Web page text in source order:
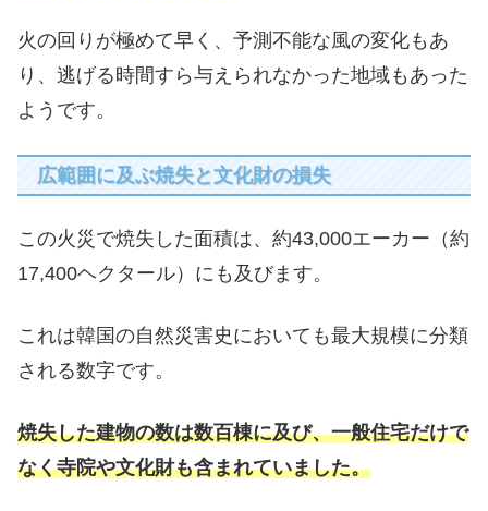
火の回りが極めて早く、予測不能な風の変化もあ
り、逃げる時間すら与えられなかった地域もあった
ようです。
広範囲に及ぶ焼失と文化財の損失
この火災で焼失した面積は、約43,000エーカー（約
17,400ヘクタール）にも及びます。
これは韓国の自然災害史においても最大規模に分類
される数字です。
焼失した建物の数は数百棟に及び、一般住宅だけで
なく寺院や文化財も含まれていました。